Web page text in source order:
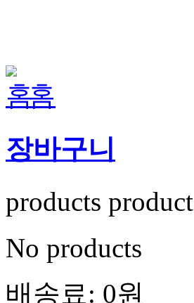
홈
장바구니
products product
No products
배송료: 0원